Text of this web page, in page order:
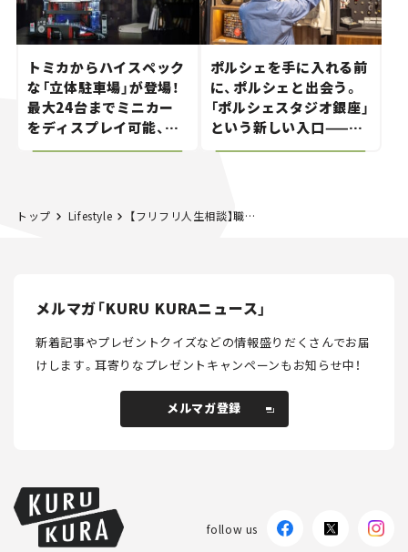
トミカからハイスペック
な「立体駐車場」が登場！
最大24台までミニカー
をディスプレイ可能、特
別な「日産 GT-R
ポルシェを手に入れる前
に、ポルシェと出会う。
「ポルシェスタジオ銀座」
という新しい入口——連
載｜CCGとクルマでどう
トップ Lifestyle 【フリフリ人生相談】職場の義理チョコに参加したくない
メルマガ「KURU KURAニュース」
新着記事やプレゼントクイズなどの情報盛りだくさんでお届
けします。耳寄りなプレゼントキャンペーンもお知らせ中！
メルマガ登録
follow us